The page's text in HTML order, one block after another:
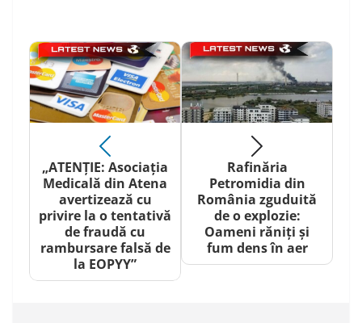
„ATENȚIE: Asociația
Medicală din Atena
avertizează cu
privire la o tentativă
de fraudă cu
rambursare falsă de
la EOPYY”
Rafinăria
Petromidia din
România zguduită
de o explozie:
Oameni răniți și
fum dens în aer